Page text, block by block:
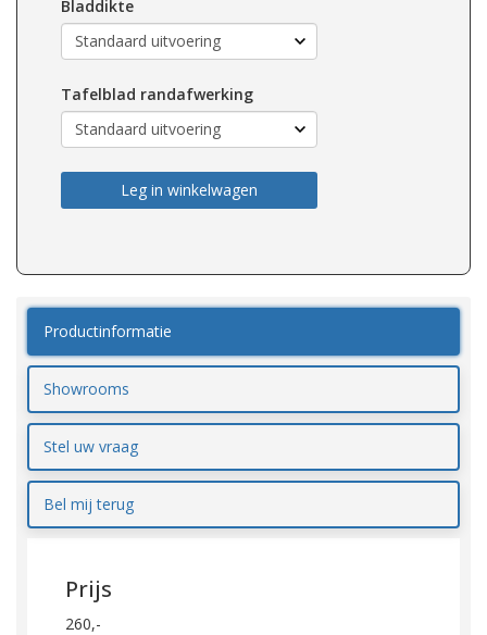
Bladdikte
Tafelblad randafwerking
Leg in winkelwagen
Productinformatie
Showrooms
Stel uw vraag
Bel mij terug
Prijs
260,-